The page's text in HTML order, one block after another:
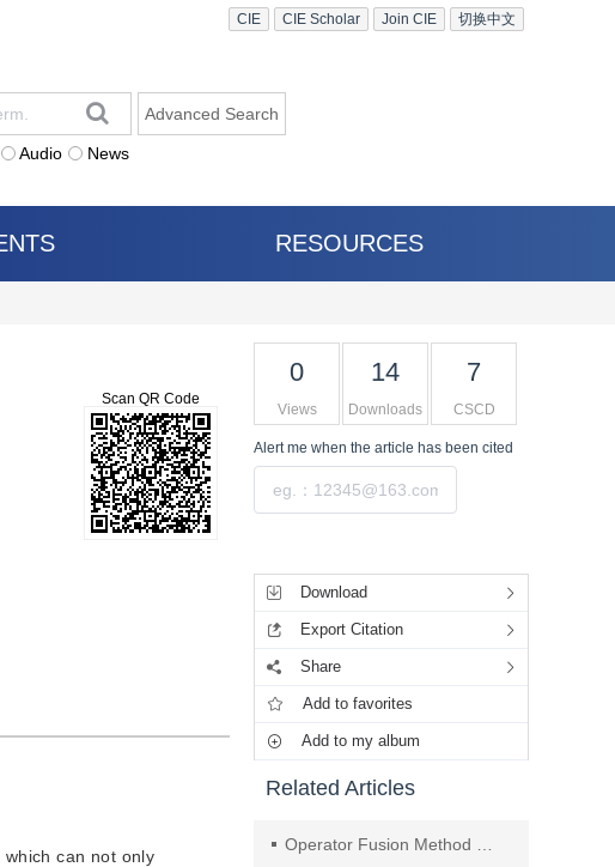
切换中文
Join CIE
CIE Scholar
CIE
Audio News
Advanced Search
RESOURCES
Scan QR Code
can not only
0
Views
14
Downloads
7
CSCD
Alert me when the article has been cited
Download
Export Citation
Share
Add to favorites
Add to my album
Related Articles
Operator Fusion Method and Hardware Architecture Design Based on Non-Standard Operators